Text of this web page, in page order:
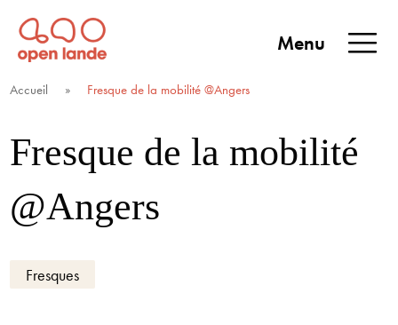
Aller
directement
au
contenu
TERRITOIRES
Open Lande
Entreprises & territoires
Menu
Accueil » Fresque de la mobilité @Angers
Fresque de la mobilité
@Angers
Fresques